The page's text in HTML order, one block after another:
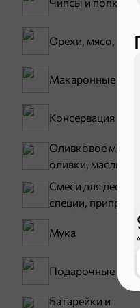
Орехи, мясо,
Макаронные
Консервация
Оливковое масло,
оливки, маслины
Смеси для
специи, приправы
Мука
Подарочные
Батарейки и